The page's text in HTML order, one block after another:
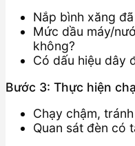
Nắp bình xăng
Mức dầu máy/
không?
Có dấu hiệu dây
Bước 3: Thực hiện
Chạy chậm,
Quan sát đèn có